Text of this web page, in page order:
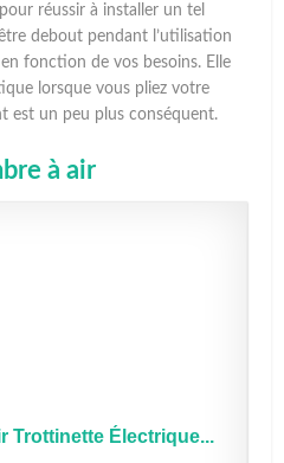
réussir à installer un tel
debout pendant l’utilisation
fonction de vos besoins. Elle
lorsque vous pliez votre
est un peu plus conséquent.
à air
Trottinette Électrique...